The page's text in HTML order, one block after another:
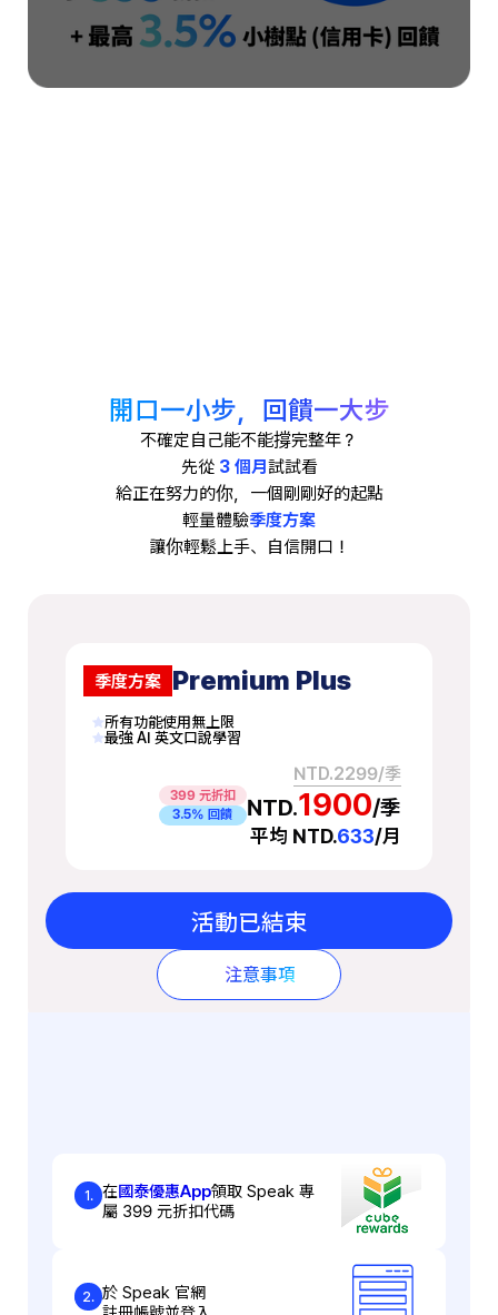
開口一小步，回饋一大步
不確定自己能不能撐完整年？
先從 3 個月試試看
給正在努力的你，一個剛剛好的起點
輕量體驗季度方案
讓你輕鬆上手、自信開口！
季度方案 Premium Plus
所有功能使用無上限
最強 AI 英文口說學習
NTD.2299/季
399 元折扣
3.5% 回饋
NTD.1900/季
平均 NTD.633/月
活動已結束
注意事項
1. 在國泰優惠App領取 Speak 專
屬 399 元折扣代碼
2. 於 Speak 官網